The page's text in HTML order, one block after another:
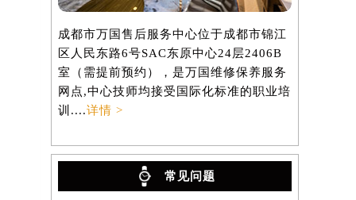
成都市万国售后服务中心位于成都市锦江
区人民东路6号SAC东原中心24层2406B
室（需提前预约），是万国维修保养服务
网点,中心技师均接受国际化标准的职业培
训....详情 >
常见问题